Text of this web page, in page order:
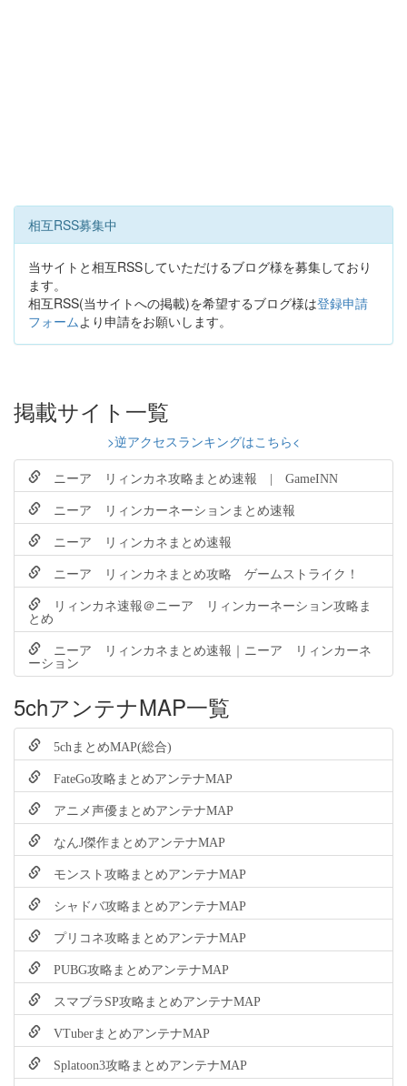
相互RSS募集中
当サイトと相互RSSしていただけるブログ様を募集しており
ます。
相互RSS(当サイトへの掲載)を希望するブログ様は登録申請
フォームより申請をお願いします。
掲載サイト一覧
>逆アクセスランキングはこちら<
ニーア リィンカネ攻略まとめ速報 | GameINN
ニーア リィンカーネーションまとめ速報
ニーア リィンカネまとめ速報
ニーア リィンカネまとめ攻略 ゲームストライク！
リィンカネ速報＠ニーア リィンカーネーション攻略ま
とめ
ニーア リィンカネまとめ速報｜ニーア リィンカーネ
ーション
5chアンテナMAP一覧
5chまとめMAP(総合)
FateGo攻略まとめアンテナMAP
アニメ声優まとめアンテナMAP
なんJ傑作まとめアンテナMAP
モンスト攻略まとめアンテナMAP
シャドバ攻略まとめアンテナMAP
プリコネ攻略まとめアンテナMAP
PUBG攻略まとめアンテナMAP
スマブラSP攻略まとめアンテナMAP
VTuberまとめアンテナMAP
Splatoon3攻略まとめアンテナMAP